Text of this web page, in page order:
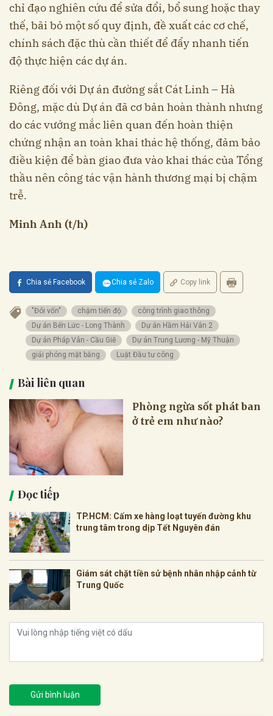
chỉ đạo nghiên cứu để sửa đổi, bổ sung hoặc thay
thế, bãi bỏ một số quy định, đề xuất các cơ chế,
chính sách đặc thù cần thiết để đẩy nhanh tiến
độ thực hiện các dự án.
Riêng đối với Dự án đường sắt Cát Linh – Hà
Đông, mặc dù Dự án đã cơ bản hoàn thành nhưng
do các vướng mắc liên quan đến hoàn thiện
chứng nhận an toàn khai thác hệ thống, đảm bảo
điều kiện để bàn giao đưa vào khai thác của Tổng
thầu nên công tác vận hành thương mại bị chậm
trễ.
Minh Anh (t/h)
Chia sẻ Facebook Chia sẻ Zalo Copy link
"Đói vốn" chậm tiến độ
công trình giao thông
Dự án Bến Lức - Long Thành
Dự án Hầm Hải Vân 2
Dự án Pháp Vân - Cầu Giẽ
Dự án Trung Lương - Mỹ Thuận
giải phóng mặt bằng
Luật Đầu tư công
Bài liên quan
Phòng ngừa sốt phát ban
ở trẻ em như nào?
Đọc tiếp
TP.HCM: Cấm xe hàng loạt tuyến đường khu
trung tâm trong dịp Tết Nguyên đán
Giám sát chặt tiền sử bệnh nhân nhập cảnh từ
Trung Quốc
Gửi bình luận